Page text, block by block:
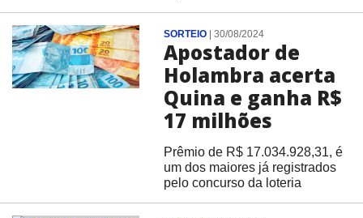
SORTEIO| 30/08/2024
Apostador de
Holambra acerta
Quina e ganha R$
17 milhões
Prêmio de R$ 17.034.928,31, é
um dos maiores já registrados
pelo concurso da loteria